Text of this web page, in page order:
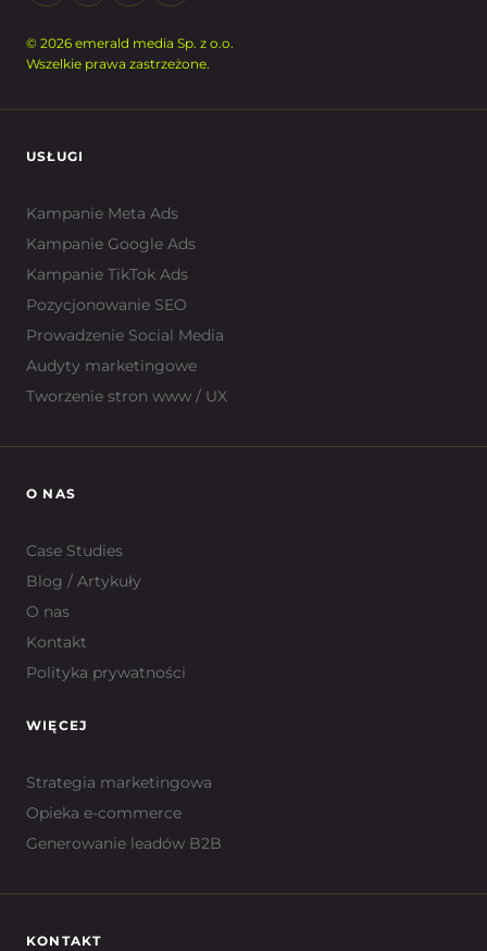
© 2026 emerald media Sp. z o.o.
Wszelkie prawa zastrzeżone.
USŁUGI
Kampanie Meta Ads
Kampanie Google Ads
Kampanie TikTok Ads
Pozycjonowanie SEO
Prowadzenie Social Media
Audyty marketingowe
Tworzenie stron www / UX
O NAS
Case Studies
Blog / Artykuły
O nas
Kontakt
Polityka prywatności
WIĘCEJ
Strategia marketingowa
Opieka e-commerce
Generowanie leadów B2B
KONTAKT